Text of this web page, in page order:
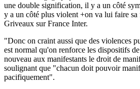
une double signification, il y a un côté
y a un côté plus violent +on va lui faire
Griveaux sur France Inter.
"Donc on craint aussi que des violences
est normal qu'on renforce les dispositifs
nouveau aux manifestants le droit de
soulignant que "chacun doit pouvoir
pacifiquement".